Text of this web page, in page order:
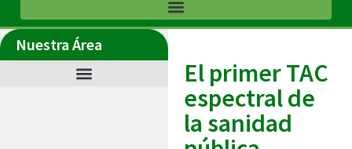
Nuestra Área
El primer TAC
espectral de
la sanidad